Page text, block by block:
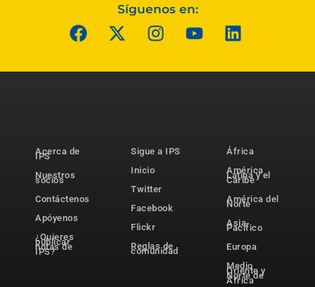
Síguenos en:
Acerca de
IPS
Nuestros
socios
Contáctenos
Apóyenos
¿Quieres
publicar
notas de
IPS?
Sigue a IPS
Inicio
Twitter
Facebook
Flickr
Reglas de
comunidad
África
América
Latina y el
Caribe
América del
Norte
Asia-
Pacífico
Europa
Medio
Oriente y
Norte de
África